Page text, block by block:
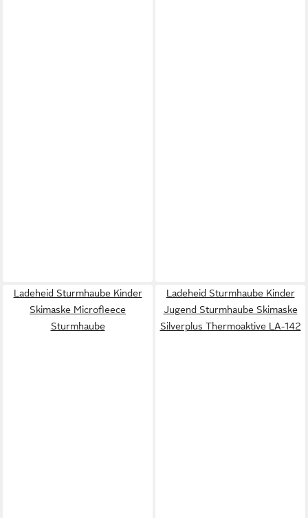
Ladeheid Sturmhaube Kinder
Skimaske Microfleece
Sturmhaube
Ladeheid Sturmhaube Kinder
Jugend Sturmhaube Skimaske
Silverplus Thermoaktive LA-142